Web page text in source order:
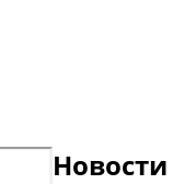
Новости